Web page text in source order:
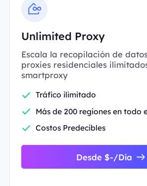
Unlimited Proxy
Escala la recopilación de
proxies residenciales
smartproxy
Tráfico ilimitado
Más de 200 regiones en todo
Costos Predecibles
Desde $-/Día